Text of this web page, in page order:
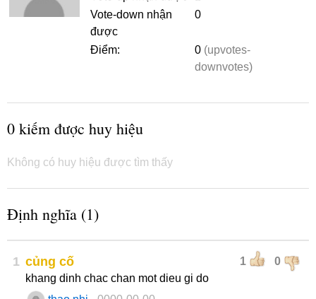
Vote-down nhận
được
0
Điểm: 0 (upvotes-
downvotes)
0 kiếm được huy hiệu
Không có huy hiệu được tìm thấy
Định nghĩa (1)
1 1 0
củng cố
khang dinh chac chan mot dieu gi do